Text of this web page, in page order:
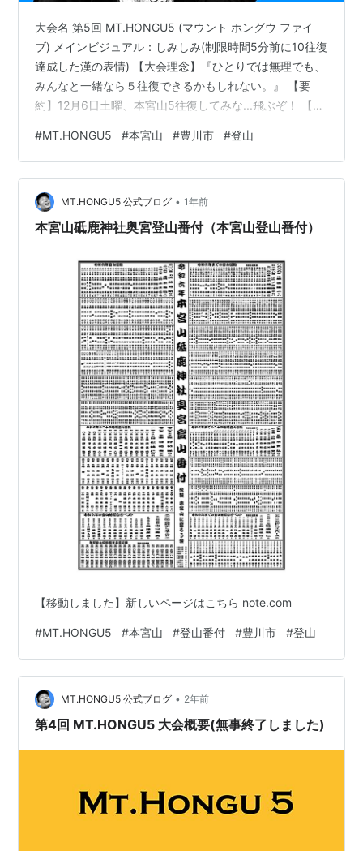
大会名 第5回 MT.HONGU5 (マウント ホングウ ファイ
ブ) メインビジュアル：しみしみ(制限時間5分前に10往復
達成した漢の表情) 【大会理念】『ひとりでは無理でも、
みんなと一緒なら５往復できるかもしれない。』 【要
約】12月6日土曜、本宮山5往復してみな...飛ぶぞ！ 【詳
に掲載されるには、登山口鳥居から奥宮本殿までを24時
間で5往復以上する事が必要です。ひとりでは無理でも、
みんなと一緒なら5往復できるかもしれない。これまでの
べ105名が達成しています。次はあなたの番かもしれませ
ん。本宮山登山番付...一緒に載ってみませんか？ …
#MT.HONGU5 #本宮山 #豊川市 #登山
MT.HONGU5 公式ブログ • 1年前
本宮山砥鹿神社奥宮登山番付（本宮山登山番付）
【移動しました】新しいページはこちら note.com
#MT.HONGU5 #本宮山 #登山番付 #豊川市 #登山
MT.HONGU5 公式ブログ • 2年前
第4回 MT.HONGU5 大会概要(無事終了しました)